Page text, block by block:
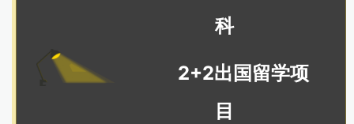
科
2+2出国留学项
目